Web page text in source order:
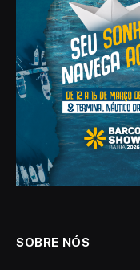
SOBRE NÓS